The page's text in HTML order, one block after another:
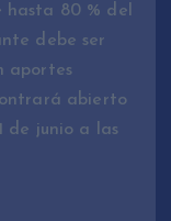
hasta 80 % del
debe ser
aportes
abierto
de junio a las